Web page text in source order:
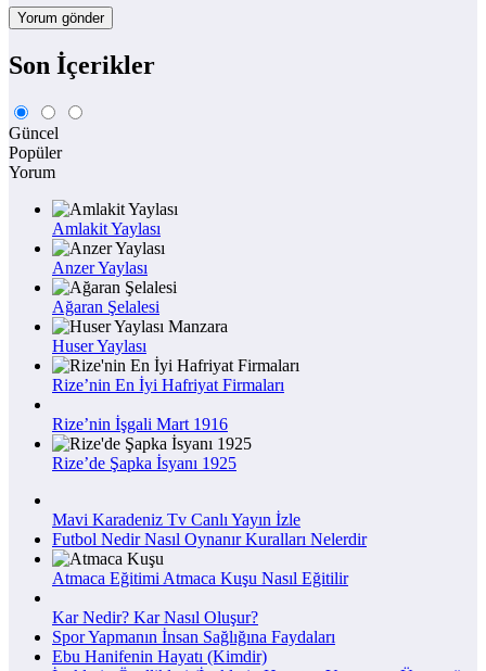
Son İçerikler
Güncel
Popüler
Yorum
Amlakit Yaylası
Anzer Yaylası
Ağaran Şelalesi
Huser Yaylası
Rize’nin En İyi Hafriyat Firmaları
Rize’nin İşgali Mart 1916
Rize’de Şapka İsyanı 1925
Mavi Karadeniz Tv Canlı Yayın İzle
Futbol Nedir Nasıl Oynanır Kuralları Nelerdir
Atmaca Eğitimi Atmaca Kuşu Nasıl Eğitilir
Kar Nedir? Kar Nasıl Oluşur?
Spor Yapmanın İnsan Sağlığına Faydaları
Ebu Hanifenin Hayatı (Kimdir)